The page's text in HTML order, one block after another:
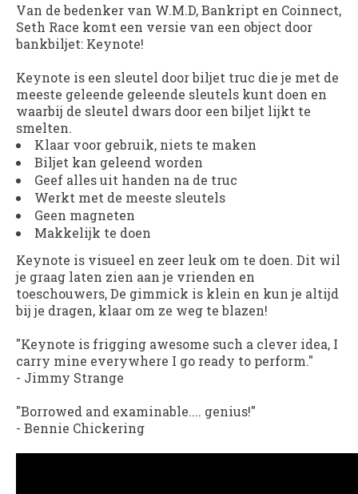
Van de bedenker van W.M.D, Bankript en Coinnect,
Seth Race komt een versie van een object door
bankbiljet: Keynote!
Keynote is een sleutel door biljet truc die je met de
meeste geleende geleende sleutels kunt doen en
waarbij de sleutel dwars door een biljet lijkt te
smelten.
Klaar voor gebruik, niets te maken
Biljet kan geleend worden
Geef alles uit handen na de truc
Werkt met de meeste sleutels
Geen magneten
Makkelijk te doen
Keynote is visueel en zeer leuk om te doen. Dit wil
je graag laten zien aan je vrienden en
toeschouwers, De gimmick is klein en kun je altijd
bij je dragen, klaar om ze weg te blazen!
"Keynote is frigging awesome such a clever idea, I
carry mine everywhere I go ready to perform."
- Jimmy Strange
"Borrowed and examinable.... genius!"
- Bennie Chickering